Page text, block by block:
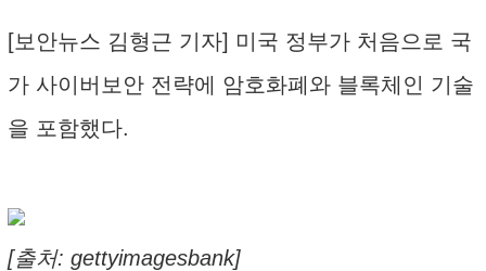
[보안뉴스 김형근 기자] 미국 정부가 처음으로 국
가 사이버보안 전략에 암호화폐와 블록체인 기술
을 포함했다.
[출처: gettyimagesbank]